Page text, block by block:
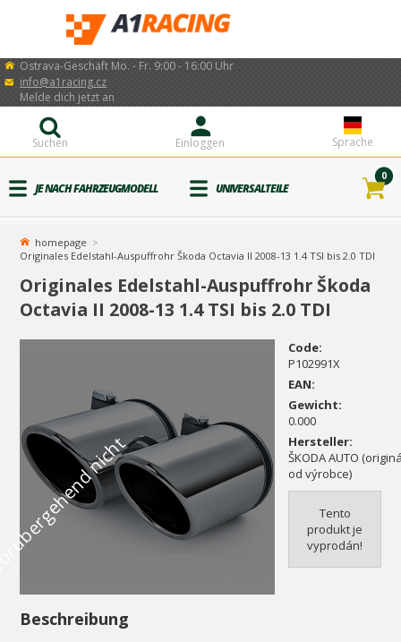
Ostrava-Geschäft Mo. - Fr. 9:00 - 16:00 Uhr
info@a1racing.cz
Sprache
Einloggen
Melde dich jetzt an
Suchen
JE NACH FAHRZEUGMODELL UNIVERSALTEILE
0
homepage
Originales Edelstahl-Auspuffrohr Škoda Octavia II 2008-13 1.4 TSI bis 2.0 TDI
Originales Edelstahl-Auspuffrohr Škoda
Octavia II 2008-13 1.4 TSI bis 2.0 TDI
Code:
P102991X
EAN:
Gewicht:
0.000
Hersteller:
ŠKODA AUTO
od výrobce)
Tento
produkt je
vyprodán!
Beschreibung